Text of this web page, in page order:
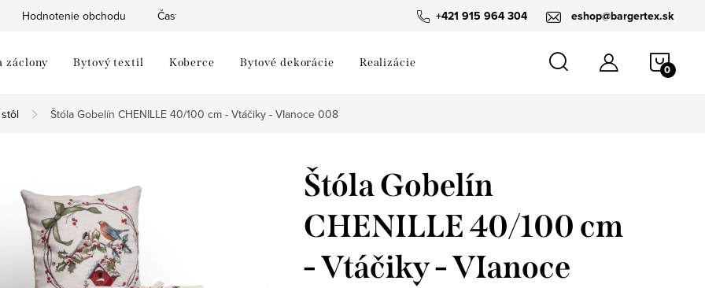
+421 915 964 304 eshop@bargertex.sk
Hodnotenie obchodu Často kladené otázky
záclony Bytový textil Koberce Bytové dekorácie Realizácie
Štóla Gobelín CHENILLE 40/100 cm - Vtáčiky - VIanoce 008
Štóla Gobelín
CHENILLE 40/100 cm
- Vtáčiky - VIanoce